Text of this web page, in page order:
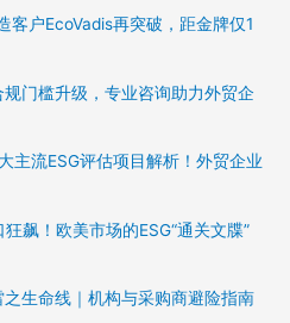
户EcoVadis再突破，距金牌仅1
门槛升级，专业咨询助力外贸企
主流ESG评估项目解析！外贸企业
飙！欧美市场的ESG“通关文牒”
生命线｜机构与采购商避险指南